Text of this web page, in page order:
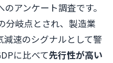
アンケート調査です。
分岐点とされ、製造業
速のシグナルとして警
に比べて先行性が高い